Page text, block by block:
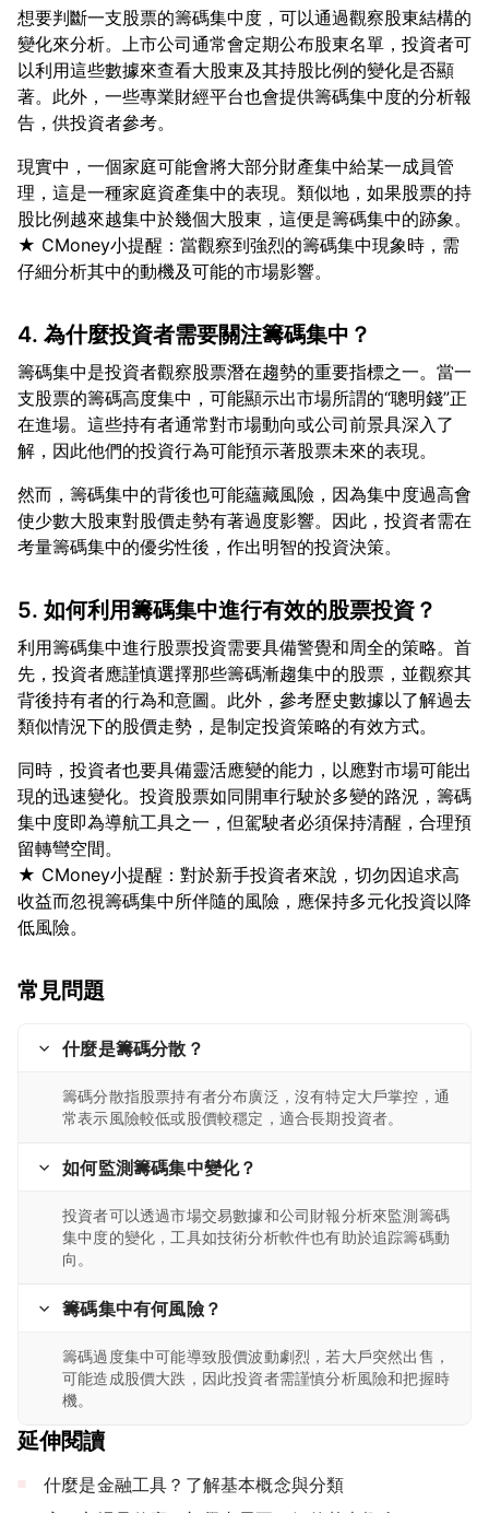
想要判斷一支股票的籌碼集中度，可以通過觀察股東結構的
變化來分析。上市公司通常會定期公布股東名單，投資者可
以利用這些數據來查看大股東及其持股比例的變化是否顯
著。此外，一些專業財經平台也會提供籌碼集中度的分析報
現實中，一個家庭可能會將大部分財產集中給某一成員管
理，這是一種家庭資產集中的表現。類似地，如果股票的持
股比例越來越集中於幾個大股東，這便是籌碼集中的跡象。
★ CMoney小提醒：當觀察到強烈的籌碼集中現象時，需
4. 為什麼投資者需要關注籌碼集中？
籌碼集中是投資者觀察股票潛在趨勢的重要指標之一。當一
支股票的籌碼高度集中，可能顯示出市場所謂的“聰明錢”正
在進場。這些持有者通常對市場動向或公司前景具深入了
然而，籌碼集中的背後也可能蘊藏風險，因為集中度過高會
使少數大股東對股價走勢有著過度影響。因此，投資者需在
5. 如何利用籌碼集中進行有效的股票投資？
利用籌碼集中進行股票投資需要具備警覺和周全的策略。首
先，投資者應謹慎選擇那些籌碼漸趨集中的股票，並觀察其
背後持有者的行為和意圖。此外，參考歷史數據以了解過去
同時，投資者也要具備靈活應變的能力，以應對市場可能出
現的迅速變化。投資股票如同開車行駛於多變的路況，籌碼
集中度即為導航工具之一，但駕駛者必須保持清醒，合理預
留轉彎空間。
★ CMoney小提醒：對於新手投資者來說，切勿因追求高
收益而忽視籌碼集中所伴隨的風險，應保持多元化投資以降
常見問題
什麼是籌碼分散？
籌碼分散指股票持有者分布廣泛，沒有特定大戶掌控，通
常表示風險較低或股價較穩定，適合長期投資者。
如何監測籌碼集中變化？
投資者可以透過市場交易數據和公司財報分析來監測籌碼
集中度的變化，工具如技術分析軟件也有助於追踪籌碼動
向。
籌碼集中有何風險？
籌碼過度集中可能導致股價波動劇烈，若大戶突然出售，
可能造成股價大跌，因此投資者需謹慎分析風險和把握時
機。
延伸閱讀
什麼是金融工具？了解基本概念與分類